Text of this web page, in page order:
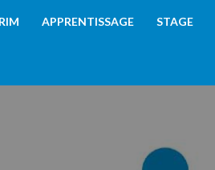
APPRENTISSAGE STAGE